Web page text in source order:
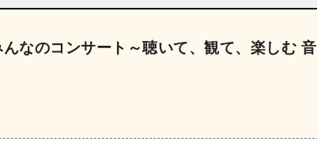
なのコンサート～聴いて、観て、楽しむ 音